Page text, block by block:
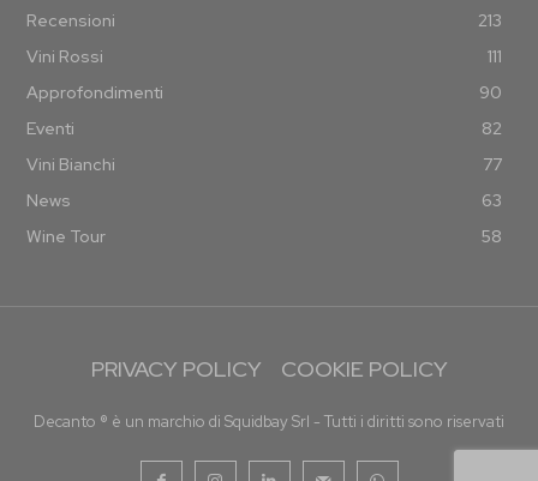
Recensioni
213
Vini Rossi
111
Approfondimenti
90
Eventi
82
Vini Bianchi
77
News
63
Wine Tour
58
PRIVACY POLICY COOKIE POLICY
Decanto ® è un marchio di Squidbay Srl - Tutti i diritti sono riservati